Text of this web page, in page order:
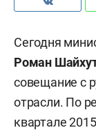
Сегодня
Роман
совещание с
отрасли. По
квартале